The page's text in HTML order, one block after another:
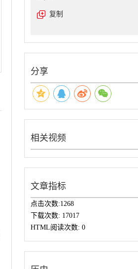
复制
分享
相关视频
文章指标
点击次数:1268
下载次数: 17017
HTML阅读次数: 0